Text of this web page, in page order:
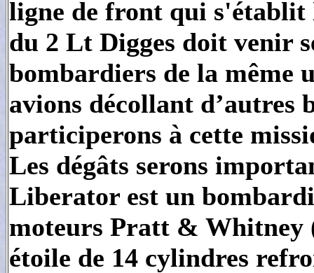
ligne de front qui s'établit
du 2 Lt Digges doit venir
bombardiers de la même
avions décollant d’autres
participerons à cette
Les dégâts serons
Liberator est un
moteurs Pratt & Whitney
étoile de 14 cylindres